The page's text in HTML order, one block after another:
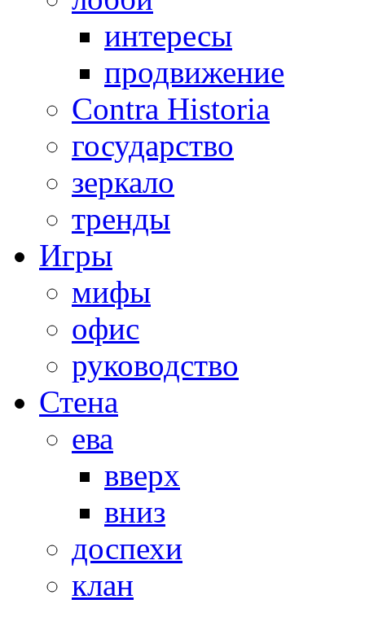
интересы
продвижение
Contra Historia
государство
зеркало
тренды
Игры
мифы
офис
руководство
Стена
ева
вверх
вниз
доспехи
клан